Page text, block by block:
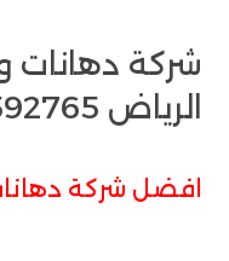
شركة دهانات
الرياض 0558592765
افضل شركة